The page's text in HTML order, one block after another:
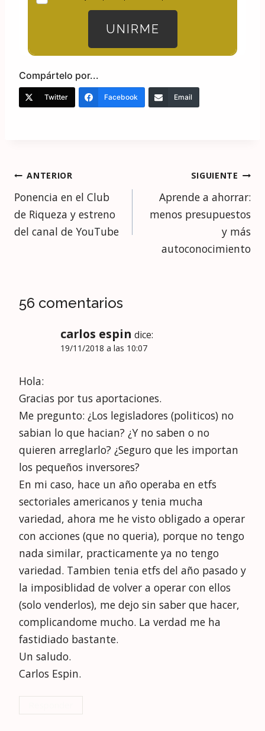
UNIRME
Compártelo por...
Twitter Facebook Email
Navegación
de
entradas
ANTERIOR
Ponencia en el Club
de Riqueza y estreno
del canal de YouTube
SIGUIENTE
Aprende a ahorrar:
menos presupuestos
y más
autoconocimiento
56 comentarios
carlos espin dice:
19/11/2018 a las 10:07
Hola:
Gracias por tus aportaciones.
Me pregunto: ¿Los legisladores (politicos) no
sabian lo que hacian? ¿Y no saben o no
quieren arreglarlo? ¿Seguro que les importan
los pequeños inversores?
En mi caso, hace un año operaba en etfs
sectoriales americanos y tenia mucha
variedad, ahora me he visto obligado a operar
con acciones (que no queria), porque no tengo
nada similar, practicamente ya no tengo
variedad. Tambien tenia etfs del año pasado y
la imposiblidad de volver a operar con ellos
(solo venderlos), me dejo sin saber que hacer,
complicandome mucho. La verdad me ha
fastidiado bastante.
Un saludo.
Carlos Espin.